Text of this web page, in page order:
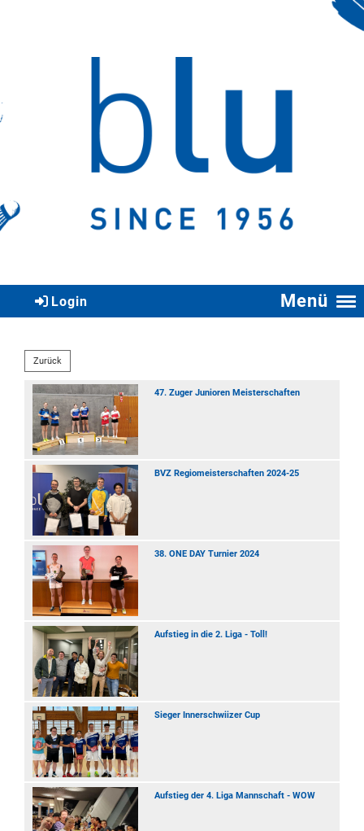
Menü
Login
Zurück
47. Zuger Junioren Meisterschaften
BVZ Regiomeisterschaften 2024-25
38. ONE DAY Turnier 2024
Aufstieg in die 2. Liga - Toll!
Sieger Innerschwiizer Cup
Aufstieg der 4. Liga Mannschaft - WOW